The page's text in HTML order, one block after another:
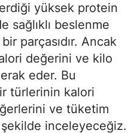
yüksek protein
sağlıklı beslenme
parçasıdır. Ancak
değerini ve kilo
eder. Bu
türlerinin kalori
ve tüketim
inceleyeceğiz.